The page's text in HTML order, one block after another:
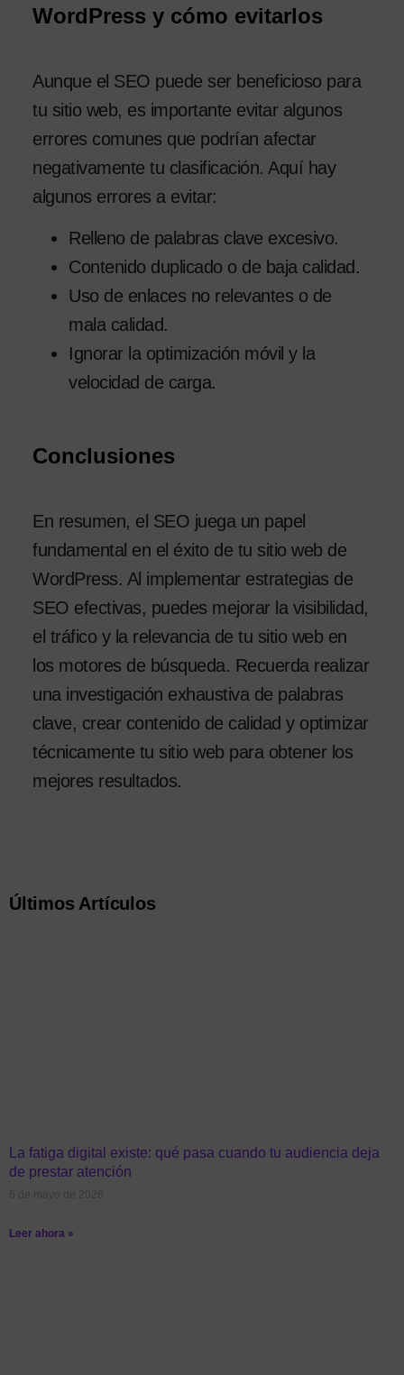
WordPress y cómo evitarlos
Aunque el SEO puede ser beneficioso para
tu sitio web, es importante evitar algunos
errores comunes que podrían afectar
negativamente tu clasificación. Aquí hay
algunos errores a evitar:
Relleno de palabras clave excesivo.
Contenido duplicado o de baja calidad.
Uso de enlaces no relevantes o de
mala calidad.
Ignorar la optimización móvil y la
velocidad de carga.
Conclusiones
En resumen, el SEO juega un papel
fundamental en el éxito de tu sitio web de
WordPress. Al implementar estrategias de
SEO efectivas, puedes mejorar la visibilidad,
el tráfico y la relevancia de tu sitio web en
los motores de búsqueda. Recuerda realizar
una investigación exhaustiva de palabras
clave, crear contenido de calidad y optimizar
técnicamente tu sitio web para obtener los
mejores resultados.
Últimos Artículos
La fatiga digital existe: qué pasa cuando tu audiencia deja
de prestar atención
6 de mayo de 2026
Leer ahora »